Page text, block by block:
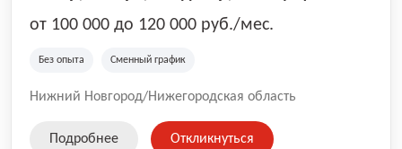
от 100 000 до 120 000 руб./мес.
Без опыта Сменный график
Нижний Новгород/Нижегородская область
Подробнее Откликнуться